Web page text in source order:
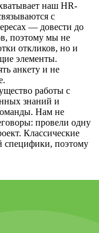
наш HR-
с
— довести до
поэтому мы не
откликов, но и
элементы.
анкету и не
работы с
знаний и
Нам не
провели одну
Классические
специфики, поэтому